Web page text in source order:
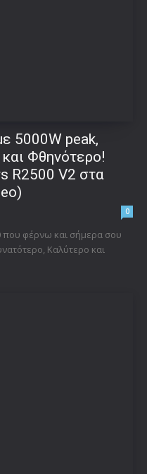
5000W peak,
Φθηνότερο!
R2500 V2 στα
0
που φέρνω και σήμερα σου
Καλύτερο και